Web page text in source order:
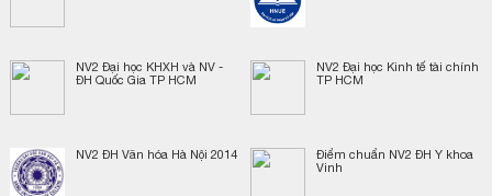
NV2 Đại học KHXH và NV -
ĐH Quốc Gia TP HCM
NV2 Đại học Kinh tế tài chính
TP HCM
NV2 ĐH Văn hóa Hà Nội 2014
Điểm chuẩn NV2 ĐH Y khoa
Vinh